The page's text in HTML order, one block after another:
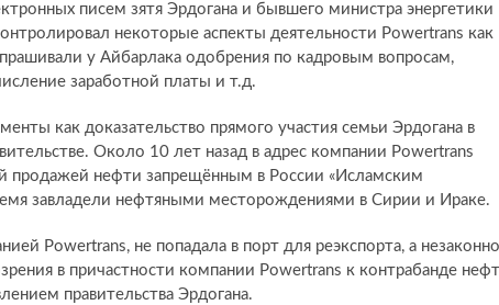
писем зятя Эрдогана и бывшего министра энергетики
некоторые аспекты деятельности Powertrans как
у Айбарлака одобрения по кадровым вопросам,
заработной платы и т.д.
как доказательство прямого участия семьи Эрдогана в
Около 10 лет назад в адрес компании Powertrans
продажей нефти запрещённым в России «Исламским
завладели нефтяными месторождениями в Сирии и Ираке.
Powertrans, не попадала в порт для реэкспорта, а незаконно
в причастности компании Powertrans к контрабанде
правительства Эрдогана.